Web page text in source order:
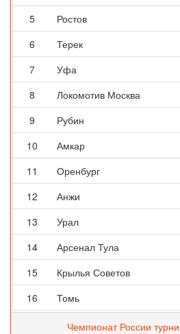
5
Ростов
6
Терек
7
Уфа
8
Локомотив Москва
9
Рубин
10
Амкар
11
Оренбург
12
Анжи
13
Урал
14
Арсенал Тула
15
Крылья Советов
16
Томь
Чемпионат России